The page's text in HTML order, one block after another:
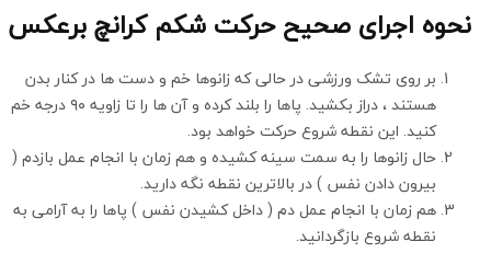
نحوه اجرای صحیح حرکت شکم کرانچ برعکس
بر روی تشک ورزشی در حالی که زانوها خم و دست ها در کنار بدن
هستند ، دراز بکشید. پاها را بلند کرده و آن ها را تا زاویه ۹۰ درجه خم
کنید. این نقطه شروع حرکت خواهد بود.
حال زانوها را به سمت سینه کشیده و هم زمان با انجام عمل بازدم (
بیرون دادن نفس ) در بالاترین نقطه نگه دارید.
هم زمان با انجام عمل دم ( داخل کشیدن نفس ) پاها را به آرامی به
نقطه شروع بازگردانید.